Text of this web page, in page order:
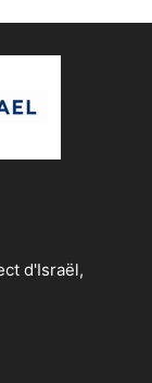
d'Israël,